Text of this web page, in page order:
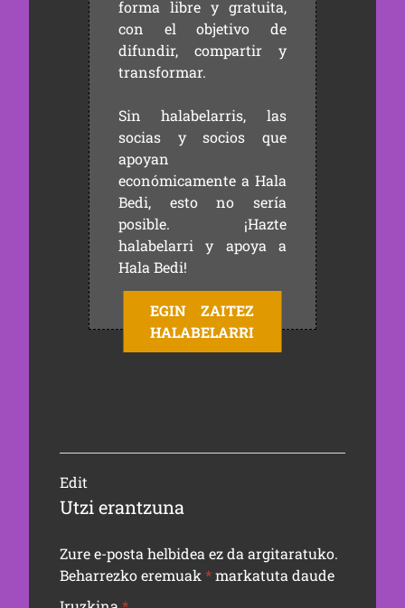
forma libre y gratuita,
con el objetivo de
difundir, compartir y
transformar.
Sin halabelarris, las
socias y socios que
apoyan
económicamente a Hala
Bedi, esto no sería
posible. ¡Hazte
halabelarri y apoya a
Hala Bedi!
EGIN ZAITEZ
HALABELARRI
Edit
Utzi erantzuna
Zure e-posta helbidea ez da argitaratuko.
Beharrezko eremuak*markatuta daude